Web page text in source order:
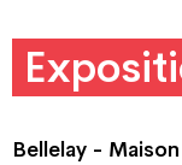
Bellelay -